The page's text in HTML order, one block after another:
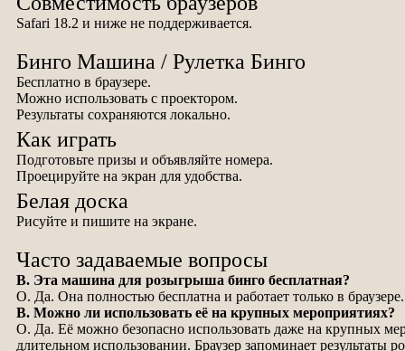
Safari 18.2 и ниже не поддерживается.
Бинго Машина / Рулетка Бинго
Бесплатно в браузере.
Можно использовать с проектором.
Результаты сохраняются локально.
Как играть
Подготовьте призы и объявляйте номера.
Проецируйте на экран для удобства.
Белая доска
Рисуйте и пишите на экране.
Часто задаваемые вопросы
В. Эта машина для розыгрыша бинго бесплатная?
О. Да. Она полностью бесплатна и работает только в браузере.
В. Можно ли использовать её на крупных мероприятиях?
О. Да. Её можно безопасно использовать даже на крупных
длительном использовании. Браузер запоминает